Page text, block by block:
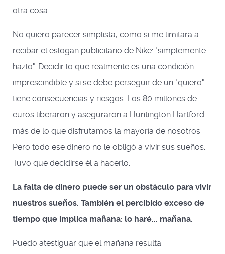
otra cosa.
No quiero parecer simplista, como si me limitara a
recibar el eslogan publicitario de Nike: "simplemente
hazlo". Decidir lo que realmente es una condición
imprescindible y si se debe perseguir de un "quiero"
tiene consecuencias y riesgos. Los 80 millones de
euros liberaron y aseguraron a Huntington Hartford
más de lo que disfrutamos la mayoría de nosotros.
Pero todo ese dinero no le obligó a vivir sus sueños.
Tuvo que decidirse él a hacerlo.
La falta de dinero puede ser un obstáculo para vivir
nuestros sueños. También el percibido exceso de
tiempo que implica mañana: lo haré... mañana.
Puedo atestiguar que el mañana resulta